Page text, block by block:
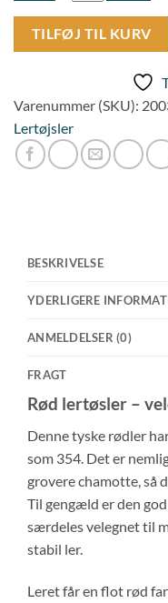
Rød
antal
TILFØJ TIL KURV
Varenummer (SKU):
Lertøjsler
BESKRIVELSE
YDERLIGERE
ANMELDELSER (0)
FRAGT
Rød lertøsler –
Denne tyske rødler
som 354. Det er
grovere chamotte, så
Til gengæld er den
særdeles velegnet til
stabil ler.
Leret får en flot rød